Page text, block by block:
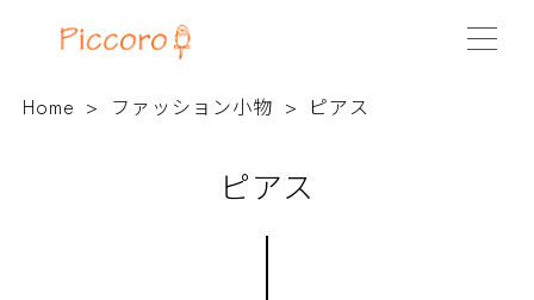
Home ファッション小物 ピアス
ピアス